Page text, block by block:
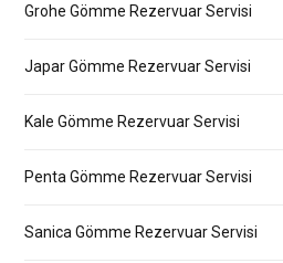
Grohe Gömme Rezervuar Servisi
Japar Gömme Rezervuar Servisi
Kale Gömme Rezervuar Servisi
Penta Gömme Rezervuar Servisi
Sanica Gömme Rezervuar Servisi